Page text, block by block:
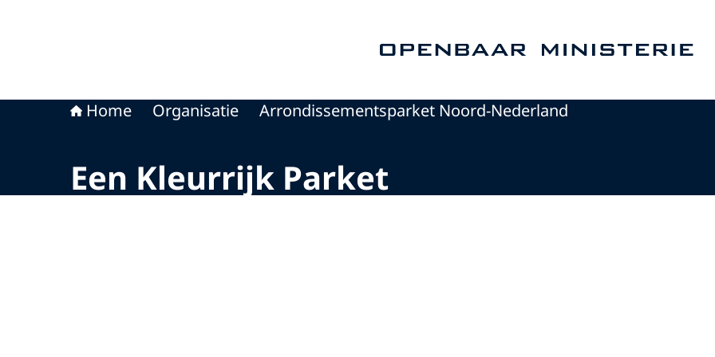
Home Organisatie Arrondissementsparket Noord-Nederland
Een Kleurrijk Parket